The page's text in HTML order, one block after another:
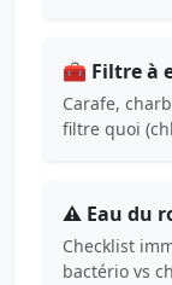
🧰 Filtre à
Carafe,
filtre quoi
⚠️ Eau du
Checklist
bactério vs